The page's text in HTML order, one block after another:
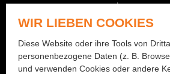
Impressum
AGB
KONTAKT
Seilereistrasse 19
WIR LIEBEN COOKIES
Diese Website oder ihre Tools von
personenbezogene Daten (z. B.
und verwenden Cookies oder andere